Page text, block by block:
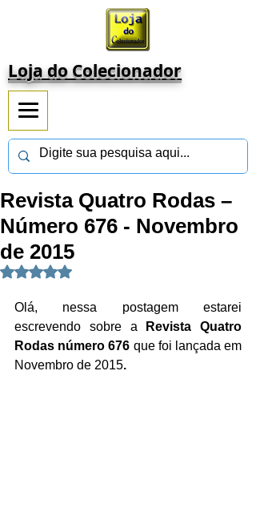
Loja do Colecionador
Revista Quatro Rodas –
Número 676 - Novembro
de 2015
Avaliado com NaN de 5 estrelas.
Olá, nessa postagem estarei
escrevendo sobre a
Revista Quatro
Rodas número 676 que foi lançada em
Novembro de 2015.